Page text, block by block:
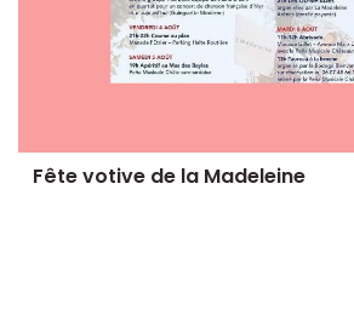
Fête votive de la Madeleine